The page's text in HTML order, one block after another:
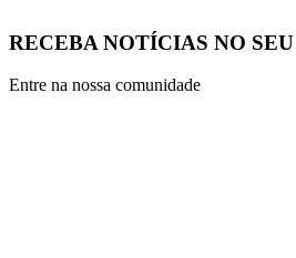
RECEBA NOTÍCIAS NO
Entre na nossa comunidade